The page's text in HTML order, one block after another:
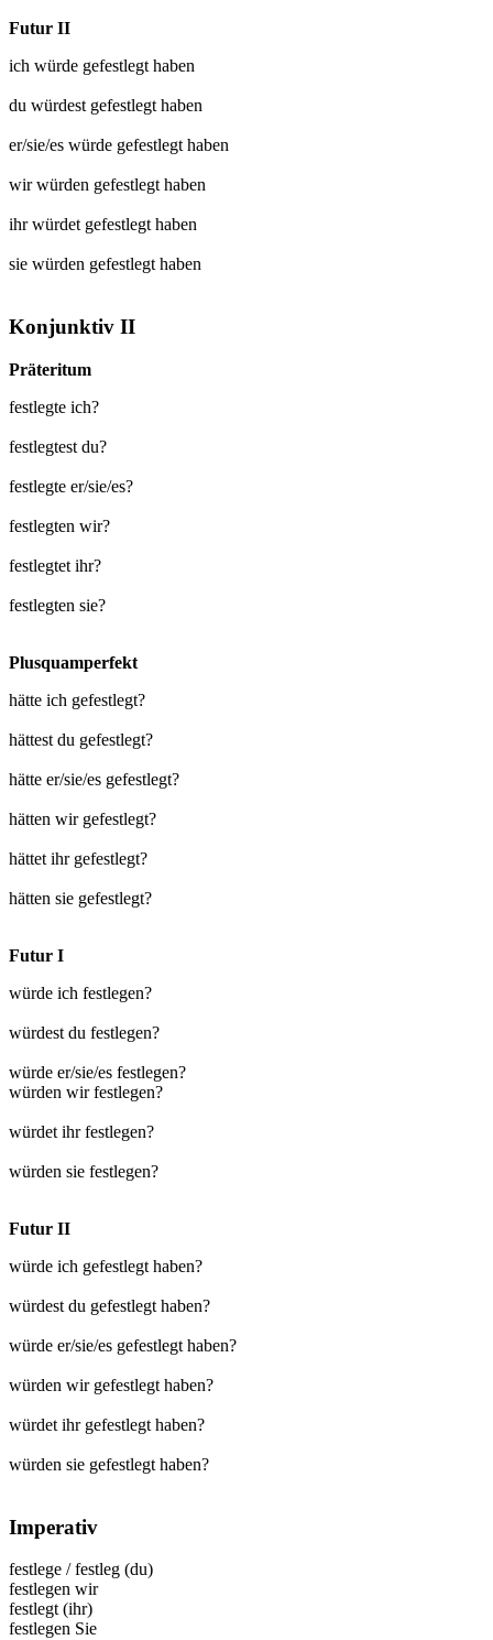
Futur II
ich würde gefestlegthaben
du würdest gefestlegthaben
er/sie/es würde gefestlegthaben
wir würden gefestlegthaben
ihr würdet gefestlegthaben
sie würden gefestlegthaben
Konjunktiv II
Präteritum
festlegte ich?
festlegtest du?
festlegte er/sie/es?
festlegten wir?
festlegtet ihr?
festlegten sie?
Plusquamperfekt
hätte ich gefestlegt?
hättest du gefestlegt?
hätte er/sie/es gefestlegt?
hätten wir gefestlegt?
hättet ihr gefestlegt?
hätten sie gefestlegt?
Futur I
würde ich festlegen?
würdest du festlegen?
würde er/sie/es festlegen?
würden wir festlegen?
würdet ihr festlegen?
würden sie festlegen?
Futur II
würde ich gefestlegt haben?
würdest du gefestlegt haben?
würde er/sie/es gefestlegt haben?
würden wir gefestlegt haben?
würdet ihr gefestlegt haben?
würden sie gefestlegt haben?
Imperativ
festlege /festleg (du)
festlegen wir
festlegt (ihr)
festlegen Sie